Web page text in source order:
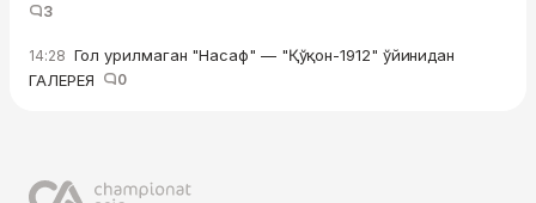
3
14:28 Гол урилмаган "Насаф" — "Қўқон-1912" ўйинидан
ГАЛЕРЕЯ
0